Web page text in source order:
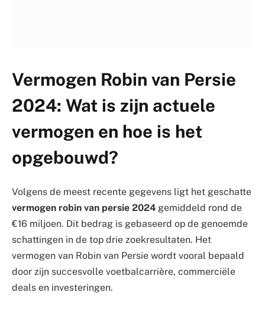
Vermogen Robin van Persie
2024: Wat is zijn actuele
vermogen en hoe is het
opgebouwd?
Volgens de meest recente gegevens ligt het geschatte
vermogen robin van persie 2024 gemiddeld rond de
€16 miljoen. Dit bedrag is gebaseerd op de genoemde
schattingen in de top drie zoekresultaten. Het
vermogen van Robin van Persie wordt vooral bepaald
door zijn succesvolle voetbalcarrière, commerciële
deals en investeringen.